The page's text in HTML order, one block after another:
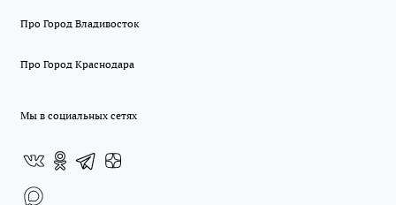
Про Город Владивосток
Про Город Краснодара
Мы в социальных сетях